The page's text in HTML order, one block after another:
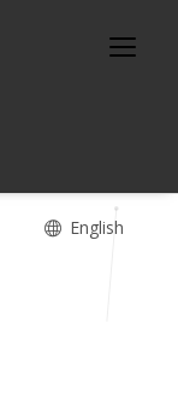
English